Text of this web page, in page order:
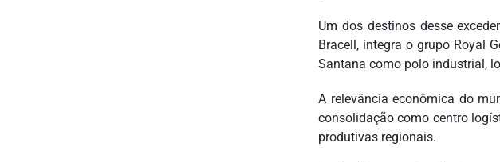
Um dos destinos desse
Bracell, integra o grupo Royal
Santana como polo industrial,
A relevância econômica do
consolidação como centro
produtivas regionais.